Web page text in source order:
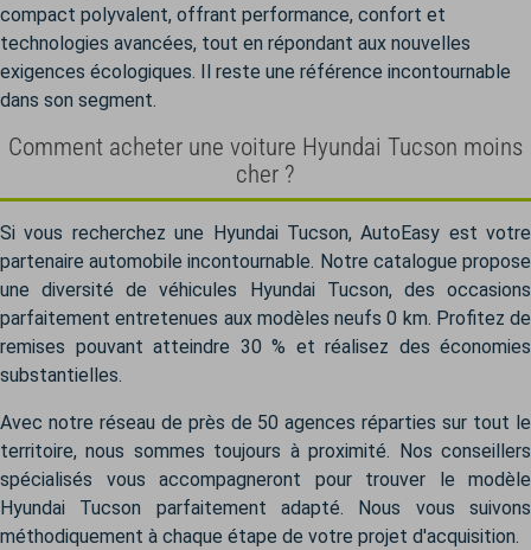
compact polyvalent, offrant performance, confort et
technologies avancées, tout en répondant aux nouvelles
exigences écologiques. Il reste une référence incontournable
dans son segment.
Comment acheter une voiture Hyundai Tucson moins
cher ?
Si vous recherchez une Hyundai Tucson, AutoEasy est votre
partenaire automobile incontournable. Notre catalogue propose
une diversité de véhicules Hyundai Tucson, des occasions
parfaitement entretenues aux modèles neufs 0 km. Profitez de
remises pouvant atteindre 30 % et réalisez des économies
substantielles.
Avec notre réseau de près de 50 agences réparties sur tout le
territoire, nous sommes toujours à proximité. Nos conseillers
spécialisés vous accompagneront pour trouver le modèle
Hyundai Tucson parfaitement adapté. Nous vous suivons
méthodiquement à chaque étape de votre projet d'acquisition.